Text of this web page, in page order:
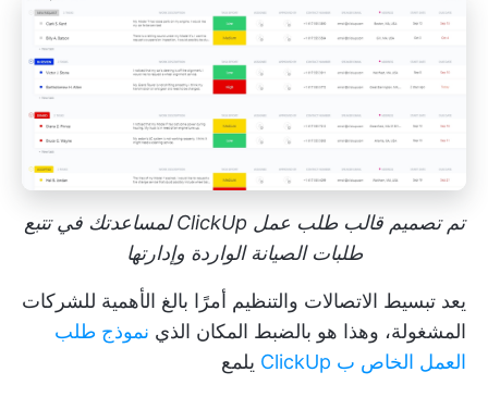
تم تصميم قالب طلب عمل ClickUp لمساعدتك في تتبع
طلبات الصيانة الواردة وإدارتها
يعد تبسيط الاتصالات والتنظيم أمرًا بالغ الأهمية للشركات
المشغولة، وهذا هو بالضبط المكان الذي نموذج طلب
العمل الخاص ب ClickUp
يلمع